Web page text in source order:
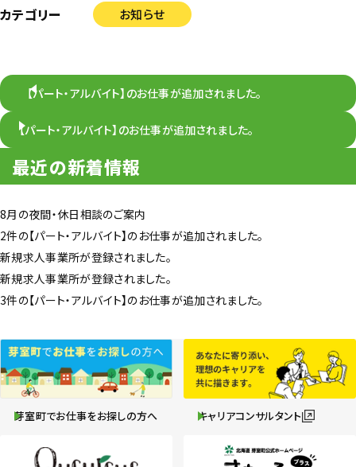
カテゴリー お知らせ
【パート・アルバイト】のお仕事が追加されました。
【パート・アルバイト】のお仕事が追加されました。
最近の新着情報
8月の夜間・休日相談のご案内
2件の【パート・アルバイト】のお仕事が追加されました。
新規求人事業所が登録されました。
新規求人事業所が登録されました。
3件の【パート・アルバイト】のお仕事が追加されました。
芽室町でお仕事をお探しの方へ キャリアコンサルタント